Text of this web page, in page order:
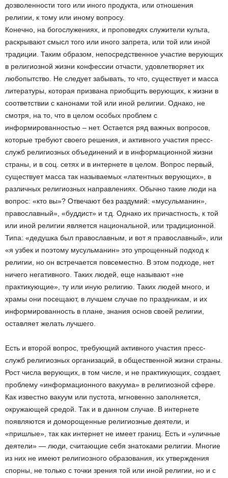
дозволенности того или иного продукта, или отношения
религии, к тому или иному вопросу.
Конечно, на богослужениях, и проповедях служители культа,
раскрывают смысл того или иного запрета, или той или иной
традиции. Таким образом, непосредственное участие верующих
в религиозной жизни конфессии отчасти, удовлетворяет их
любопытство. Не следует забывать, то что, существует и масса
литературы, которая призвана приобщить верующих, к жизни в
соответствии с канонами той или иной религии. Однако, не
смотря, на то, что в целом особых проблем с
информированностью – нет. Остается ряд важных вопросов,
которые требуют своего решения, и активного участия пресс-
служб религиозных объединений и в информационной жизни
страны, и в соц. сетях и в интернете в целом. Вопрос первый,
существует масса так называемых «латентных верующих», в
различных религиозных направлениях. Обычно такие люди на
вопрос: «кто вы»? Отвечают без раздумий: «мусульманин»,
православный», «буддист» и т.д. Однако их причастность, к той
или иной религии является национальной, или традиционной.
Типа: «дедушка был православным, и вот я православный», или
«я узбек и поэтому мусульманин» это упрощенный подход к
религии, но он встречается повсеместно. В этом подходе, нет
ничего негативного. Таких людей, еще называют «не
практикующие», ту или иную религию. Таких людей много, и
храмы они посещают, в лучшем случае по праздникам, и их
информированность в плане, знания основ своей религии,
оставляет желать лучшего.
Есть и второй вопрос, требующий активного участия пресс-
служб религиозных организаций, в общественной жизни страны.
Рост числа верующих, в том числе, и не практикующих, создает,
проблему «информационного вакуума» в религиозной сфере.
Как известно вакуум или пустота, мгновенно заполняется,
окружающей средой. Так и в данном случае. В интернете
появляются и доморощенные религиозные деятели, и
«пришлые», так как интернет не имеет границ. Есть и «уличные
деятели» — люди, считающие себя знатоками религии. Многие
из них не имеют религиозного образования, их утверждения
спорны, не только с точки зрения той или иной религии, но и с